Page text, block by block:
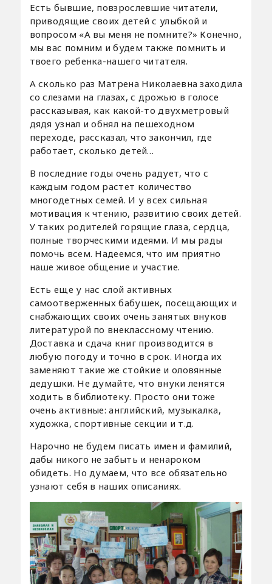
Есть бывшие, повзрослевшие читатели,
приводящие своих детей с улыбкой и
вопросом «А вы меня не помните?» Конечно,
мы вас помним и будем также помнить и
твоего ребенка-нашего читателя.
А сколько раз Матрена Николаевна заходила
со слезами на глазах, с дрожью в голосе
рассказывая, как какой-то двухметровый
дядя узнал и обнял на пешеходном
переходе, рассказал, что закончил, где
работает, сколько детей…
В последние годы очень радует, что с
каждым годом растет количество
многодетных семей. И у всех сильная
мотивация к чтению, развитию своих детей.
У таких родителей горящие глаза, сердца,
полные творческими идеями. И мы рады
помочь всем. Надеемся, что им приятно
наше живое общение и участие.
Есть еще у нас слой активных
самоотверженных бабушек, посещающих и
снабжающих своих очень занятых внуков
литературой по внеклассному чтению.
Доставка и сдача книг производится в
любую погоду и точно в срок. Иногда их
заменяют такие же стойкие и оловянные
дедушки. Не думайте, что внуки ленятся
ходить в библиотеку. Просто они тоже
очень активные: английский, музыкалка,
художка, спортивные секции и т.д.
Нарочно не будем писать имен и фамилий,
дабы никого не забыть и ненароком
обидеть. Но думаем, что все обязательно
узнают себя в наших описаниях.